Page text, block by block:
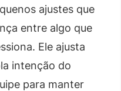
ajustes que
entre algo que
Ele ajusta
intenção do
para manter